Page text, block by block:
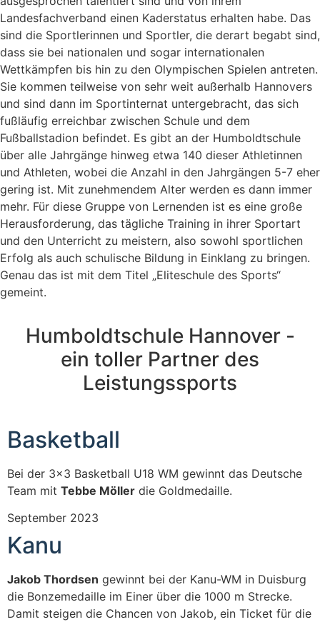
Landesfachverband einen Kaderstatus erhalten habe. Das
sind die Sportlerinnen und Sportler, die derart begabt sind,
dass sie bei nationalen und sogar internationalen
Wettkämpfen bis hin zu den Olympischen Spielen antreten.
Sie kommen teilweise von sehr weit außerhalb Hannovers
und sind dann im Sportinternat untergebracht, das sich
fußläufig erreichbar zwischen Schule und dem
Fußballstadion befindet. Es gibt an der Humboldtschule
über alle Jahrgänge hinweg etwa 140 dieser Athletinnen
und Athleten, wobei die Anzahl in den Jahrgängen 5-7 eher
gering ist. Mit zunehmendem Alter werden es dann immer
mehr. Für diese Gruppe von Lernenden ist es eine große
Herausforderung, das tägliche Training in ihrer Sportart
und den Unterricht zu meistern, also sowohl sportlichen
Erfolg als auch schulische Bildung in Einklang zu bringen.
Genau das ist mit dem Titel „Eliteschule des Sports“
gemeint.
Humboldtschule Hannover -
ein toller Partner des
Leistungssports
Basketball
Bei der 3x3 Basketball U18 WM gewinnt das Deutsche
Team mit Tebbe Möller die Goldmedaille.
September 2023
Kanu
Jakob Thordsen gewinnt bei der Kanu-WM in Duisburg
die Bonzemedaille im Einer über die 1000 m Strecke.
Damit steigen die Chancen von Jakob, ein Ticket für die